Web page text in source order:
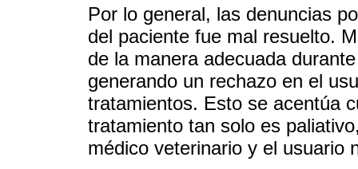
Por lo general, las denuncias
del paciente fue mal resuelto.
de la manera adecuada
generando un rechazo en el
tratamientos. Esto se acentúa
tratamiento tan solo es
médico veterinario y el usuario